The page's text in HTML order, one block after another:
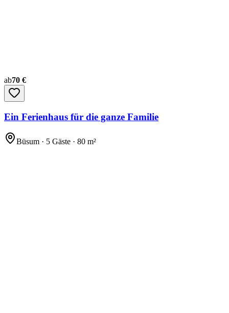
ab70 €
Ein Ferienhaus für die ganze Familie
Büsum · 5 Gäste · 80 m²